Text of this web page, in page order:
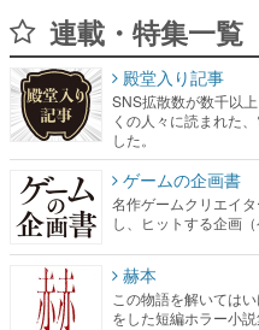
連載・特集一覧
殿堂入り記事
SNS拡散数が数千以
くの人々に読まれた
した。
ゲームの企画書
名作ゲームクリエイ
し、ヒットする企画
赫本
この物語を解いては
をした短編ホラー小説